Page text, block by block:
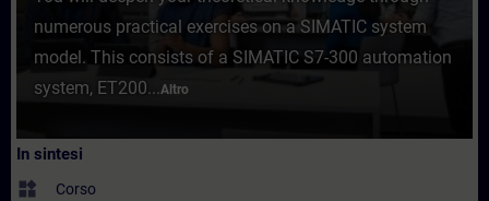
numerous practical exercises on a SIMATIC system
model. This consists of a SIMATIC S7-300 automation
system, ET200...Altro
In sintesi
widgets Corso